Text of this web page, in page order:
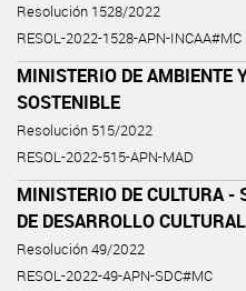
Resolución 1528/2022
RESOL-2022-1528-APN-INCAA#MC
MINISTERIO DE AMBIENTE
SOSTENIBLE
Resolución 515/2022
RESOL-2022-515-APN-MAD
MINISTERIO DE CULTURA -
DE DESARROLLO CULTURAL
Resolución 49/2022
RESOL-2022-49-APN-SDC#MC